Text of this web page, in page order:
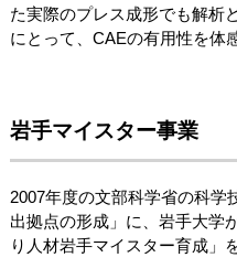
た実際のプレス成形でも解析
にとって、CAEの有用性を体
岩手マイスター事業
2007年度の文部科学省の科学
出拠点の形成」に、岩手大学
り人材岩手マイスター育成」